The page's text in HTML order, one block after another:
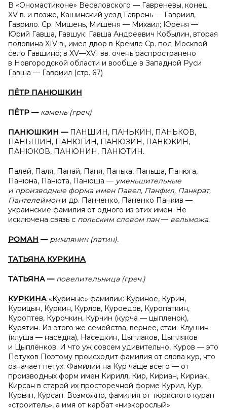
В «Ономастиконе» Веселовского — Гавреневы, конец
XV в. и позже, Кашинский уезд Гаврень — Гавриил,
Гаврило. Ср. Мишень, Мишеня — Михаил; Юреня —
Юрий Гавша, Гавшук: Гавша Андреевич Кобылин, вторая
половина XIV в., имел двор в Кремле Ср. под Москвой
село Гавшино; в XV—XVI вв. очень распространено
в Новгородской области и вообще в Западной Руси
Гавша — Гавриил (стр. 67)
ПЁТР ПАНЮШКИН
ПЁТР — камень (греч)
ПАНЮШКИН —ПАНШИН, ПАНЬКИН, ПАНЬКОВ,
ПАНЬШИН, ПАНЮГИН, ПАНЮЗИН, ПАНЮКИН,
ПАНЮКОВ, ПАНЮНИН, ПАНЮТИН.
Палей, Паля, Панай, Паня, Панька, Паньша, Панюга,
Панюна, Панюта, Панюша — уменьшительные
и производные форма имен Павел, Панфил, Панкрат,
Пантелеймони др. Панченко, Паненко Панкив —
украинские фамилия от одного из этих имен. Не
исключена связь с польским словом пан— вельможа.
РОМАН — римлянин (латин).
ТАТЬЯНА КУРКИНА
ТАТЬЯНА — повелительница (греч.)
КУРКИНА «Куриные» фамилии: Куриное, Курин,
Курицын, Куркин, Курлов, Куроедов, Куропаткин,
Куроптев, Курочкин, Курчин (курча — цыпленок),
Курятин. Из этого же семейства, вернее, стаи: Клушин
(клуша — наседка), Наседкин, Цыплаков, Цыпляков
и Цыплёнков. И что уж coвсем удивительно, Куров — это
Петухов Поэтому происходит фамилия от слова кур, что
означает петух. Фамилии на Кур чаще всего — от
производных форм имен Кирилл, Кир, Кириан, Кириак,
Кирсан в старой их просторечной форме Курил, Кур,
Курьян, Курсан. Возможно, фамилия от тюркского курап
«строитель», а имя от карбат «низкорослый».